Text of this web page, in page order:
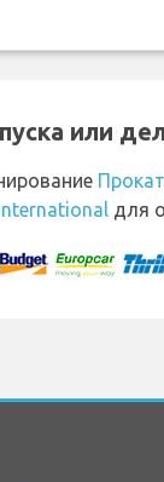
или
для